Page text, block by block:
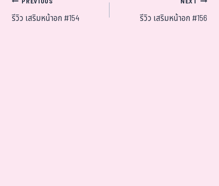
รีวิว เสริมหน้าอก #154 รีวิว เสริมหน้าอก #156